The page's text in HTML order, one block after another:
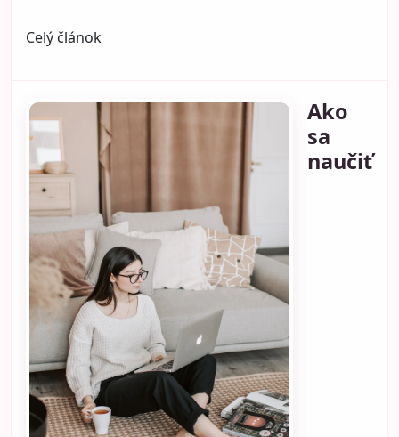
Celý článok
Ako
sa
naučiť